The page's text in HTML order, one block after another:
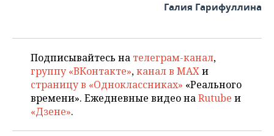
Галия Гарифуллина
Подписывайтесь на телеграм-канал,
группу «ВКонтакте»,канал в MAXи
страницу в «Одноклассниках» «Реального
времени». Ежедневные видео наRutube и
«Дзене».